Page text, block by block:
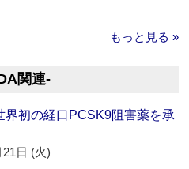
もっと見る »
関連‐
界初の経口PCSK9阻害薬を承
21日 (火)